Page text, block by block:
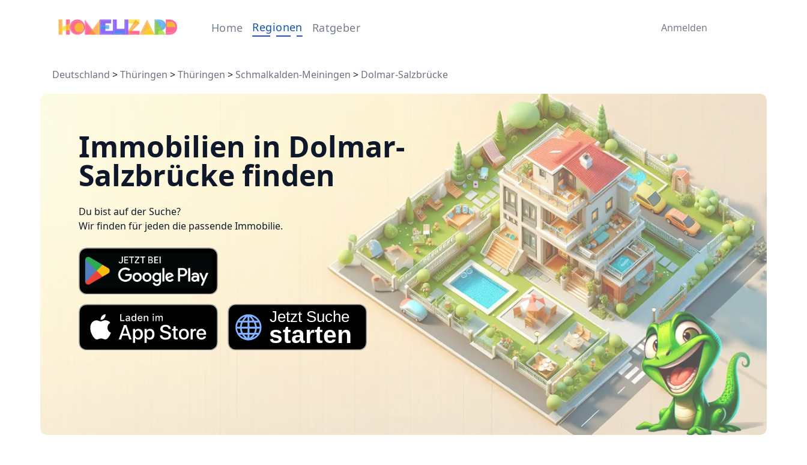
Home Regionen Ratgeber Anmelden
Deutschland >Thüringen >Thüringen > Schmalkalden-Meiningen > Dolmar-Salzbrücke
Immobilien in Dolmar-
Salzbrücke finden
Du bist auf der Suche?
Wir finden für jeden die passende Immobilie.